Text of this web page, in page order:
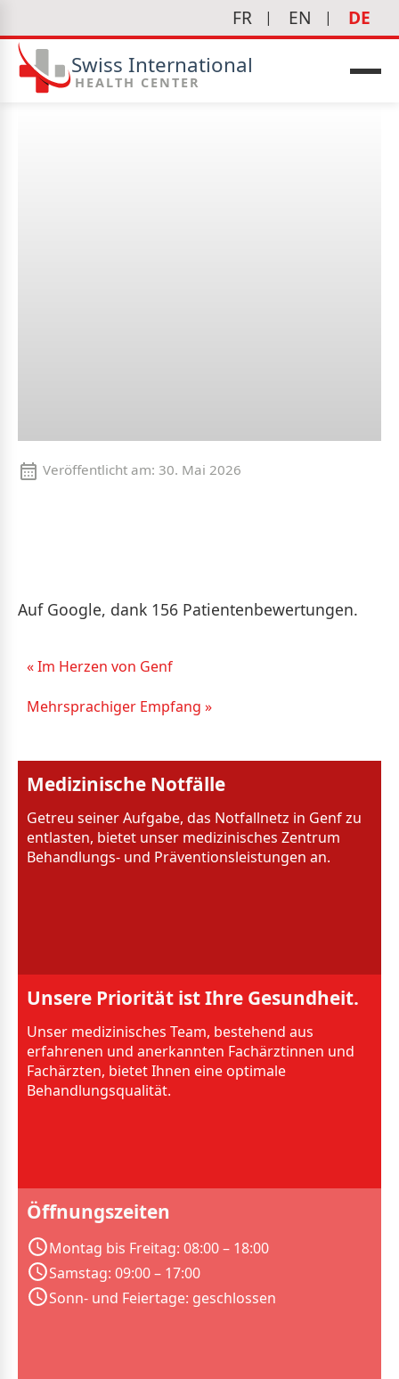
FR EN DE
Swiss International
HEALTH CENTER
Veröffentlicht am: 30. Mai 2026
Auf Google, dank 156 Patientenbewertungen.
« Im Herzen von Genf
Mehrsprachiger Empfang »
Medizinische Notfälle
Getreu seiner Aufgabe, das Notfallnetz in Genf zu
entlasten, bietet unser medizinisches Zentrum
Behandlungs- und Präventionsleistungen an.
Unsere Priorität ist Ihre Gesundheit.
Unser medizinisches Team, bestehend aus
erfahrenen und anerkannten Fachärztinnen und
Fachärzten, bietet Ihnen eine optimale
Behandlungsqualität.
Öffnungszeiten
Montag bis Freitag: 08:00 – 18:00
Samstag: 09:00 – 17:00
Sonn- und Feiertage: geschlossen